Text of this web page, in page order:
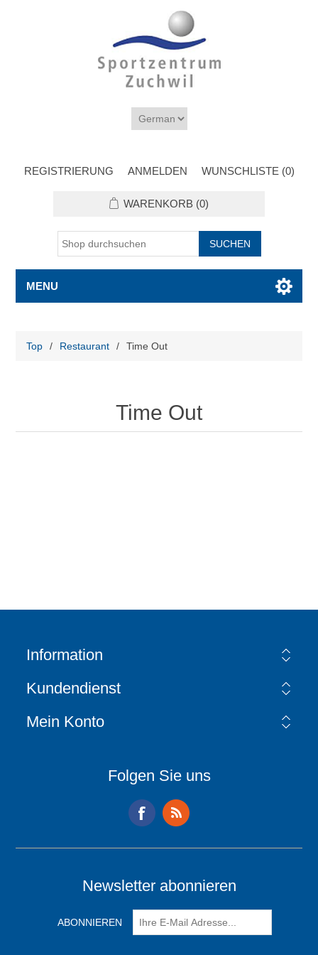
REGISTRIERUNG ANMELDEN WUNSCHLISTE (0)
WARENKORB (0)
MENU
Top / Restaurant / Time Out
Time Out
Information
Kundendienst
Mein Konto
Folgen Sie uns
Newsletter abonnieren